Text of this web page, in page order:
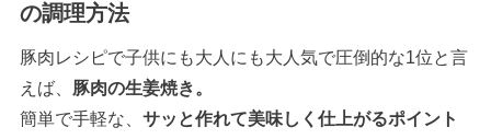
の調理方法
豚肉レシピで子供にも大人にも大人気で圧倒的な1位と言
えば、 豚肉の生姜焼き。
簡単で手軽な、 サッと作れて美味しく仕上がるポイント